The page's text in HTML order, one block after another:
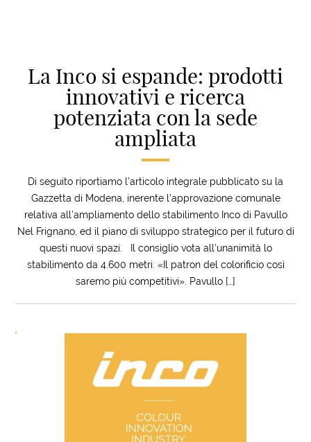
La Inco si espande: prodotti
innovativi e ricerca
potenziata con la sede
ampliata
Di seguito riportiamo l’articolo integrale pubblicato su la
Gazzetta di Modena, inerente l’approvazione comunale
relativa all’ampliamento dello stabilimento Inco di Pavullo
Nel Frignano, ed il piano di sviluppo strategico per il futuro di
questi nuovi spazi. Il consiglio vota all’unanimità lo
stabilimento da 4.600 metri. «Il patron del colorificio così
saremo più competitivi». Pavullo […]